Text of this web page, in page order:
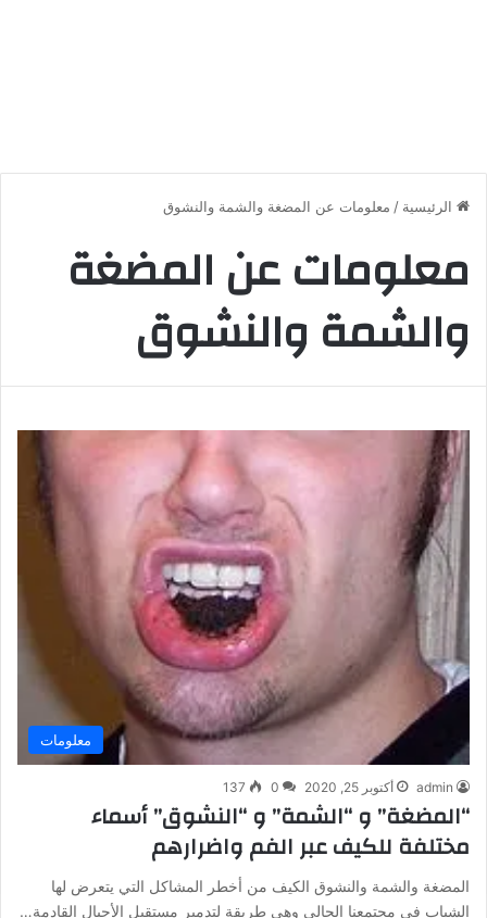
الرئيسية / معلومات عن المضغة والشمة والنشوق
معلومات عن المضغة
والشمة والنشوق
معلومات
admin أكتوبر 25, 2020 0
137
“المضغة” و “الشمة” و “النشوق” أسماء
مختلفة للكيف عبر الفم واضرارهم
المضغة والشمة والنشوق الكيف من أخطر المشاكل التي يتعرض لها
الشباب في مجتمعنا الحالي وهي طريقة لتدمير مستقبل الأجيال القادمة…